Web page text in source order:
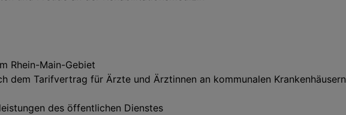
Rhein-Main-Gebiet
dem Tarifvertrag für Ärzte und Ärztinnen an kommunalen Krankenhäusern
des öffentlichen Dienstes